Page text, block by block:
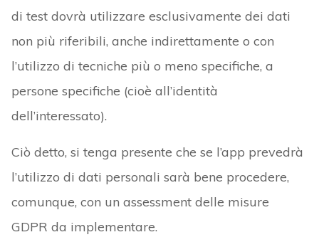
di test dovrà utilizzare esclusivamente dei dati
non più riferibili, anche indirettamente o con
l’utilizzo di tecniche più o meno specifiche, a
persone specifiche (cioè all’identità
dell’interessato).
Ciò detto, si tenga presente che se l’app prevedrà
l’utilizzo di dati personali sarà bene procedere,
comunque, con un assessment delle misure
GDPR da implementare.